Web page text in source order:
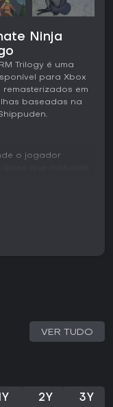
Ninja
Trilogy é uma
para Xbox
remasterizados em
baseadas na
o jogador
de suporte
enquanto
mudar o rumo da
de status.
ao
de jutsu decide o
definitivos
VER TUDO
2Y 3Y